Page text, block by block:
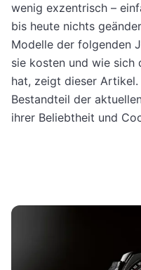
wenig exzentrisch –
bis heute nichts
Modelle der folgenden
sie kosten und wie
hat, zeigt dieser
Bestandteil der
ihrer Beliebtheit und